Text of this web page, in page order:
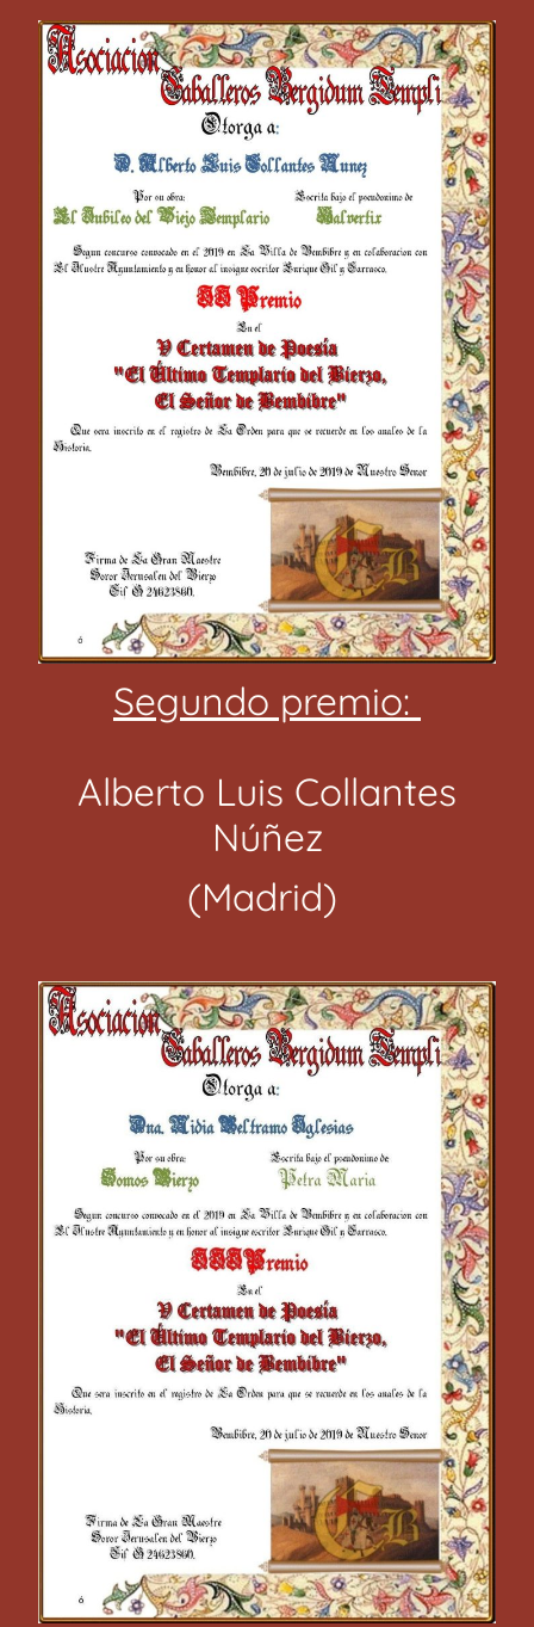
Segundo premio:
Alberto Luis Collantes
Núñez
(Madrid)